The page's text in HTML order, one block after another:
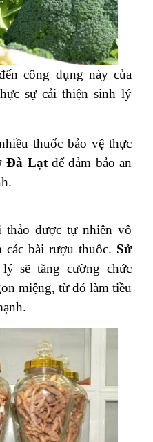
công dụng này của
sự cải thiện sinh lý
thuốc bảo vệ thực
Đà Lạtđể đảm bảo an
thảo dược tự nhiên vô
các bài rượu thuốc. Sử
sẽ tăng cường chức
miệng, từ đó làm tiều